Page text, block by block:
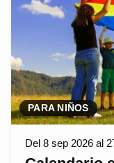
PARA NIÑOS
Del 8 sep 2026 al